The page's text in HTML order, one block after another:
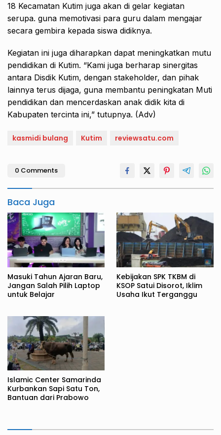
18 Kecamatan Kutim juga akan di gelar kegiatan
serupa. guna memotivasi para guru dalam mengajar
secara gembira kepada siswa didiknya.
Kegiatan ini juga diharapkan dapat meningkatkan mutu
pendidikan di Kutim. “Kami juga berharap sinergitas
antara Disdik Kutim, dengan stakeholder, dan pihak
lainnya terus dijaga, guna membantu peningkatan Muti
pendidikan dan mencerdaskan anak didik kita di
Kabupaten tercinta ini,” tutupnya. (Adv)
kasmidi bulang Kutim reviewsatu.com
0 Comments
Baca Juga
Masuki Tahun Ajaran Baru,
Jangan Salah Pilih Laptop
untuk Belajar
Kebijakan SPK TKBM di
KSOP Satui Disorot, Iklim
Usaha Ikut Terganggu
Islamic Center Samarinda
Kurbankan Sapi Satu Ton,
Bantuan dari Prabowo